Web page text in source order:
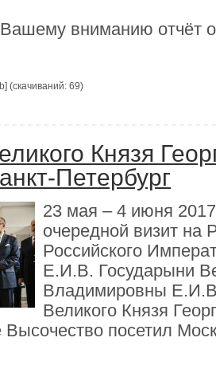
вниманию отчёт
(cкачиваний: 69)
Князя
Петербург
23 мая – 4 июня
очередной визит на
Российского
Е.И.В. Государыни
Владимировны
Великого Князя
посетил